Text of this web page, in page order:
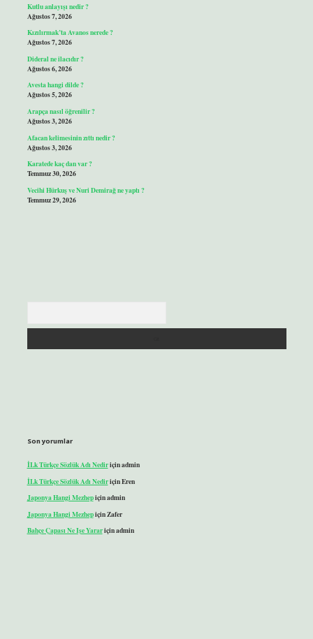
Kutlu anlayışı nedir ?
Ağustos 7, 2026
Kızılırmak’ta Avanos nerede ?
Ağustos 7, 2026
Dideral ne ilacıdır ?
Ağustos 6, 2026
Avesta hangi dilde ?
Ağustos 5, 2026
Arapça nasıl öğrenilir ?
Ağustos 3, 2026
Afacan kelimesinin zıttı nedir ?
Ağustos 3, 2026
Karatede kaç dan var ?
Temmuz 30, 2026
Vecihi Hürkuş ve Nuri Demirağ ne yaptı ?
Temmuz 29, 2026
Son yorumlar
İLk Türkçe Sözlük Adı Nediriçinadmin
İLk Türkçe Sözlük Adı NediriçinEren
Japonya Hangi Mezhepiçinadmin
Japonya Hangi MezhepiçinZafer
Bahçe Çapası Ne Işe Yarariçinadmin